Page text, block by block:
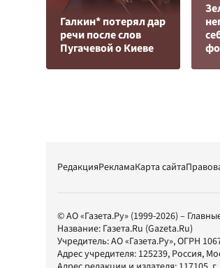
Галкин* потерял дар
речи после слов
Пугачевой о Киеве
РедакцияРекламаКарта сайта
© АО «Газета.Ру» (1999-2026) –
Название: Газета.Ru (Gazeta.Ru)
Учредитель:АО «Газета.Ру», ОГРН
Адрес учредителя: 125239, Россия,